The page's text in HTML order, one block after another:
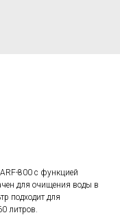
800 с функцией
для очищения воды в
подходит для
литров.